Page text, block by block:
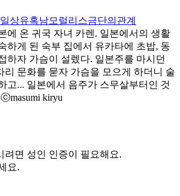
일상유혹남모럴리스금단의관계
에 온 귀국 자녀 카렌. 일본에서의 생활
하게 된 숙부 집에서 유카타에 초밥, 동
하자 가슴이 설렜다. 일본주를 마시던
리 문화를 묻자 가슴을 모으게 하더니 술
고... 일본에서 음주가 스무살부터인 것
kiryu
려면 성인 인증이 필요해요.
요.